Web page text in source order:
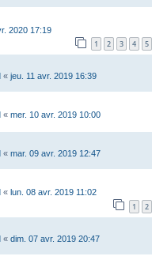
2020 17:19
1 2 3 4 5
« jeu. 11 avr. 2019 16:39
« mer. 10 avr. 2019 10:00
« mar. 09 avr. 2019 12:47
« lun. 08 avr. 2019 11:02
1 2
« dim. 07 avr. 2019 20:47